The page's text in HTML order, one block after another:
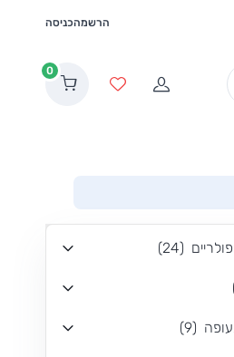
הרשמהכניסה
הרשמהמועדפים
0
(
24
)
(
9
)